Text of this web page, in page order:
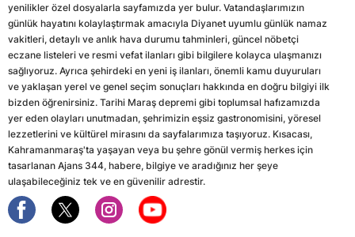
yenilikler özel dosyalarla sayfamızda yer bulur. Vatandaşlarımızın
günlük hayatını kolaylaştırmak amacıyla Diyanet uyumlu günlük namaz
vakitleri, detaylı ve anlık hava durumu tahminleri, güncel nöbetçi
eczane listeleri ve resmi vefat ilanları gibi bilgilere kolayca ulaşmanızı
sağlıyoruz. Ayrıca şehirdeki en yeni iş ilanları, önemli kamu duyuruları
ve yaklaşan yerel ve genel seçim sonuçları hakkında en doğru bilgiyi ilk
bizden öğrenirsiniz. Tarihi Maraş depremi gibi toplumsal hafızamızda
yer eden olayları unutmadan, şehrimizin eşsiz gastronomisini, yöresel
lezzetlerini ve kültürel mirasını da sayfalarımıza taşıyoruz. Kısacası,
Kahramanmaraş'ta yaşayan veya bu şehre gönül vermiş herkes için
tasarlanan Ajans 344, habere, bilgiye ve aradığınız her şeye
ulaşabileceğiniz tek ve en güvenilir adrestir.